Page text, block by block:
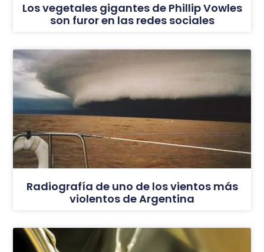
Los vegetales gigantes de Phillip Vowles
son furor en las redes sociales
Radiografía de uno de los vientos más
violentos de Argentina